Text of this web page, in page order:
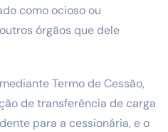
como ocioso ou
órgãos que dele
Termo de Cessão,
de transferência de carga
para a cessionária, e o